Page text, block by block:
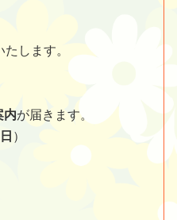
たします。
内が届きます。
）